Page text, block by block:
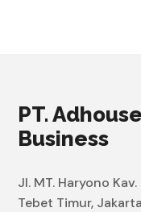
PT.
Business
Jl. MT. Haryono
Tebet Timur,